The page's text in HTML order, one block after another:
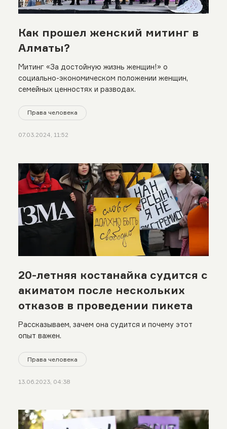
Как прошел женский митинг в
Алматы?
Митинг «За достойную жизнь женщин!» о
социально-экономическом положении женщин,
семейных ценностях и разводах.
Права человека
07.03.2024, 11:52
20-летняя костанайка судится с
акиматом после нескольких
отказов в проведении пикета
Рассказываем, зачем она судится и почему этот
опыт важен.
Права человека
13.06.2023, 04:38